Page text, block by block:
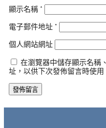
顯示名稱 *
電子郵件地址 *
個人網站網址
在瀏覽器中儲存顯示名稱
址，以供下次發佈留言時使用